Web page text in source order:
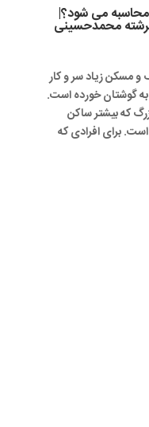
می شود؟|
محمدحسینی
و مسکن زیاد سر و کار
به گوشتان خورده است.
که بیشتر ساکن
برای افرادی که